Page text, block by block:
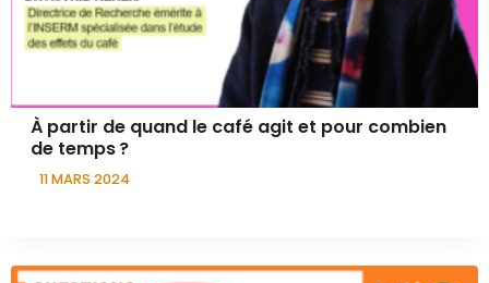
À partir de quand le café agit et pour combien
de temps ?
11 MARS 2024